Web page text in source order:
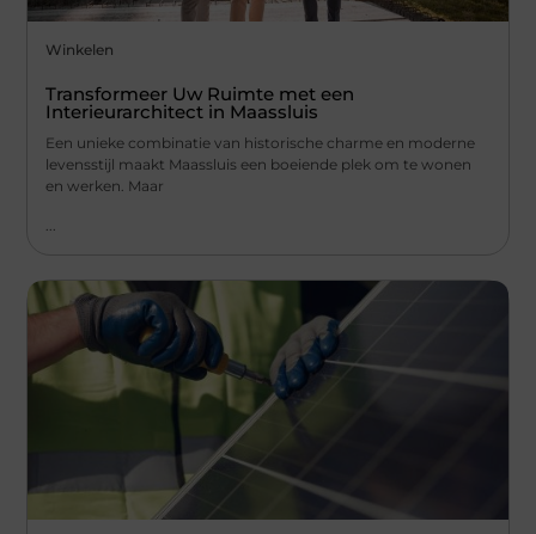
Winkelen
Transformeer Uw Ruimte met een
Interieurarchitect in Maassluis
Een unieke combinatie van historische charme en moderne
levensstijl maakt Maassluis een boeiende plek om te wonen
en werken. Maar